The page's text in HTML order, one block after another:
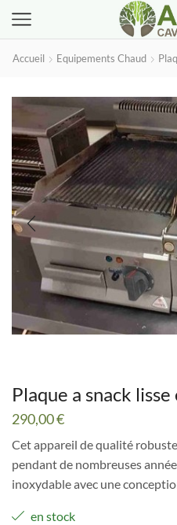
Accueil Equipements Chaud
Plaque a snack
290,00€
Cet appareil de qualité
pendant de nombreuses
inoxydable avec une
en stock